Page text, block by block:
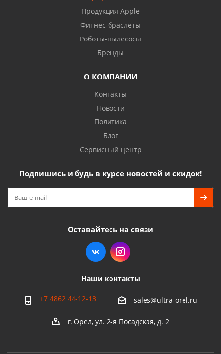
Продукция Apple
Фитнес-браслеты
Роботы-пылесосы
Бренды
О КОМПАНИИ
Контакты
Новости
Политика
Блог
Сервисный центр
Подпишись и будь в курсе новостей и скидок!
Оставайтесь на связи
Наши контакты
+7 4862 44-12-13 sales@ultra-orel.ru
г. Орел, ул. 2-я Посадская, д. 2